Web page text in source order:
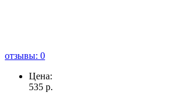
отзывы: 0
Цена:
535 р.